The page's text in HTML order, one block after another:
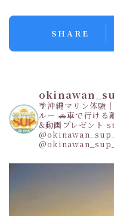
SHARE
🌴沖縄マリン体
ルー 🚗車で行ける
&動画プレゼント